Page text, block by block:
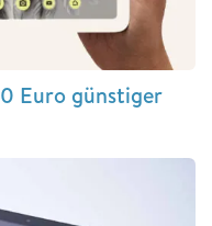
Euro günstiger